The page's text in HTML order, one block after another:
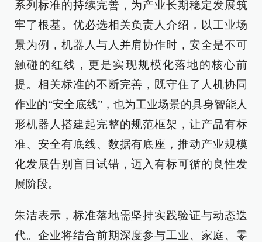
系列标准的持续完善，为产业长期稳定发展筑
牢了根基。优必选相关负责人介绍，以工业场
景为例，机器人与人并肩协作时，安全是不可
触碰的红线，更是实现规模化落地的核心前
提。相关标准的不断完善，既守住了人机协同
作业的“安全底线”，也为工业场景的具身智能人
形机器人搭建起完整的规范框架，让产品有标
准、安全有底线、数据有底座，推动产业规模
化发展告别盲目试错，迈入有标可循的良性发
展阶段。
朱洁表示，标准落地需坚持实践验证与动态迭
代。企业将结合前期深度参与工业、家庭、零